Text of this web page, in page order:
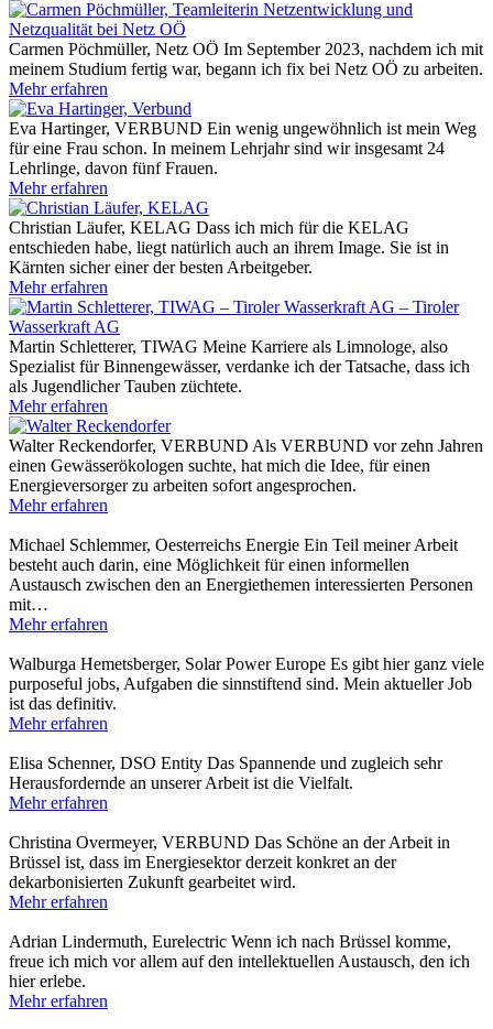
Carmen Pöchmüller, Netz OÖ Im September 2023, nachdem ich mit
meinem Studium fertig war, begann ich fix bei Netz OÖ zu arbeiten.
Mehr erfahren
Eva Hartinger, VERBUND Ein wenig ungewöhnlich ist mein Weg
für eine Frau schon. In meinem Lehrjahr sind wir insgesamt 24
Lehrlinge, davon fünf Frauen.
Mehr erfahren
Christian Läufer, KELAG Dass ich mich für die KELAG
entschieden habe, liegt natürlich auch an ihrem Image. Sie ist in
Kärnten sicher einer der besten Arbeitgeber.
Mehr erfahren
Martin Schletterer, TIWAG Meine Karriere als Limnologe, also
Spezialist für Binnengewässer, verdanke ich der Tatsache, dass ich
als Jugendlicher Tauben züchtete.
Mehr erfahren
Walter Reckendorfer, VERBUND Als VERBUND vor zehn Jahren
einen Gewässerökologen suchte, hat mich die Idee, für einen
Energieversorger zu arbeiten sofort angesprochen.
Mehr erfahren
Michael Schlemmer, Oesterreichs Energie Ein Teil meiner Arbeit
besteht auch darin, eine Möglichkeit für einen informellen
Austausch zwischen den an Energiethemen interessierten Personen
mit…
Mehr erfahren
Walburga Hemetsberger, Solar Power Europe Es gibt hier ganz viele
purposeful jobs, Aufgaben die sinnstiftend sind. Mein aktueller Job
ist das definitiv.
Mehr erfahren
Elisa Schenner, DSO Entity Das Spannende und zugleich sehr
Herausfordernde an unserer Arbeit ist die Vielfalt.
Mehr erfahren
Christina Overmeyer, VERBUND Das Schöne an der Arbeit in
Brüssel ist, dass im Energiesektor derzeit konkret an der
dekarbonisierten Zukunft gearbeitet wird.
Mehr erfahren
Adrian Lindermuth, Eurelectric Wenn ich nach Brüssel komme,
freue ich mich vor allem auf den intellektuellen Austausch, den ich
hier erlebe.
Mehr erfahren